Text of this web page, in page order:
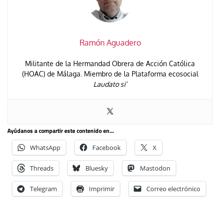
Ramón Aguadero
Militante de la Hermandad Obrera de Acción Católica
(HOAC) de Málaga. Miembro de la Plataforma ecosocial
Laudato si’
Ayúdanos a compartir este contenido en...
WhatsApp Facebook X
Threads Bluesky Mastodon
Telegram Imprimir Correo electrónico